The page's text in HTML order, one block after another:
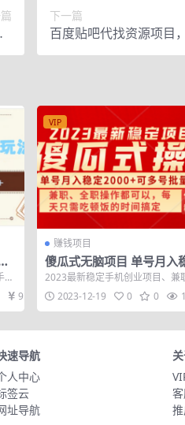
下一篇
百度贴吧代找资源项目
【教程+工具】
机
9.9
VIP
赚钱项目
傻瓜式无脑项目 单号月入
000+ 可多号批量操作 多多
搬砖全新玩法
2023最新稳定手机创业项目、兼
都可以 每天只需吃顿饭的时间搞
入6...2023-12-19 0 0
速导航
人中心
签云
址导航